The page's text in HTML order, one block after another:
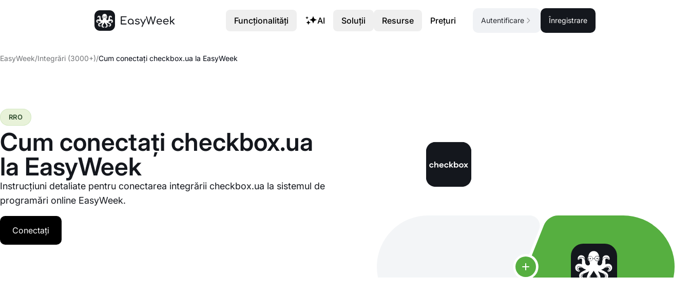
EasyWeek/Integrări (3000+)/Cum conectați checkbox.ua la EasyWeek
Cum conectați checkbox.ua
la EasyWeek
Instrucțiuni detaliate pentru conectarea integrării checkbox.ua la sistemul de
programări online EasyWeek.
RRO
Conectați
Funcționalități AI Soluții Resurse Prețuri Autentificare Înregistrare